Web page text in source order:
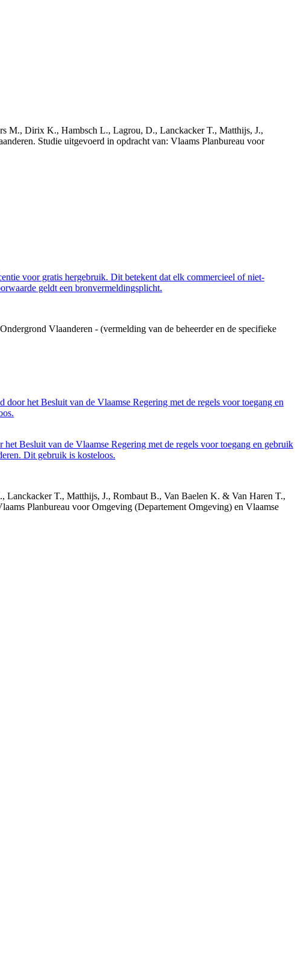
M., Dirix K., Hambsch L., Lagrou, D., Lanckacker T., Matthijs, J.,
Studie uitgevoerd in opdracht van: Vlaams Planbureau voor
voor gratis hergebruik. Dit betekent dat elk commercieel of niet-
geldt een bronvermeldingsplicht.
Vlaanderen - (vermelding van de beheerder en de specifieke
het Besluit van de Vlaamse Regering met de regels voor toegang en
Besluit van de Vlaamse Regering met de regels voor toegang en gebruik
Dit gebruik is kosteloos.
T., Matthijs, J., Rombaut B., Van Baelen K. & Van Haren T.,
Planbureau voor Omgeving (Departement Omgeving) en Vlaamse